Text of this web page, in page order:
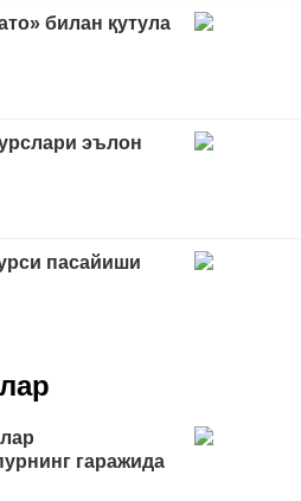
билан қутула
эълон
пасайиши
гаражида